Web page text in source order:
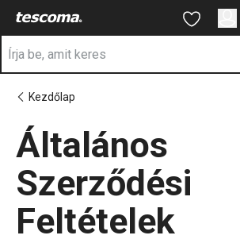
Ugrás a fő tartalomhoz
Ugrás a kereséshez
Ugrás a navigációhoz
Kezdőlap
Általános
Szerződési
Feltételek